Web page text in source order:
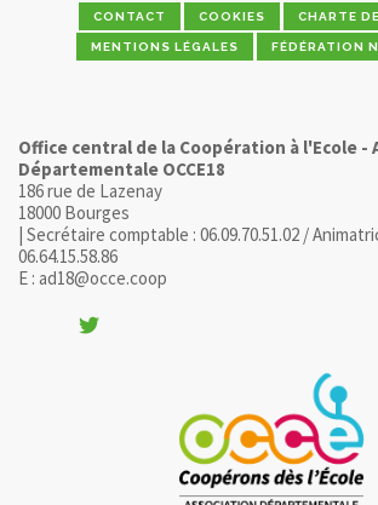
CONTACT COOKIES CHARTE
MENTIONS LÉGALES FÉDÉRATION
Office central de la Coopération à l'Ecole -
Départementale OCCE18
186 rue de Lazenay
18000 Bourges
| Secrétaire comptable : 06.09.70.51.02 /
06.64.15.58.86
E : ad18@occe.coop